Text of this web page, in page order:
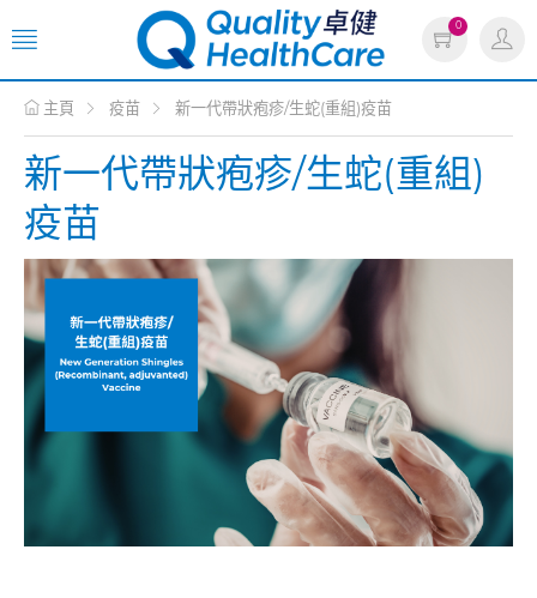
0
主頁 疫苗 新一代帶狀疱疹/生蛇(重組)疫苗
新一代帶狀疱疹/生蛇(重組)
疫苗